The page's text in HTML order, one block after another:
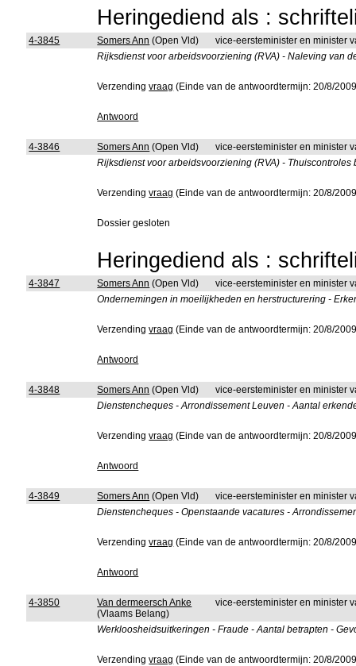
Heringediend als :
4-3845 Somers Ann (Open Vld)
vice-eersteminister en minister
Rijksdienst voor arbeidsvoorziening (RVA) - Naleving van
Verzendingvraag (Einde van de antwoordtermijn: 20/8/
Antwoord
4-3846 Somers Ann (Open Vld)
vice-eersteminister en minister
Rijksdienst voor arbeidsvoorziening (RVA) -
Verzendingvraag (Einde van de antwoordtermijn: 20/8/
Dossier gesloten
Heringediend als :
4-3847 Somers Ann (Open Vld)
vice-eersteminister en minister
Ondernemingen in moeilijkheden en herstructurering -
Verzendingvraag (Einde van de antwoordtermijn: 20/8/
Antwoord
4-3848 Somers Ann (Open Vld)
vice-eersteminister en minister
Dienstencheques - Arrondissement Leuven - Aantal
Verzendingvraag (Einde van de antwoordtermijn: 20/8/
Antwoord
4-3849 Somers Ann (Open Vld)
vice-eersteminister en minister
Dienstencheques - Openstaande vacatures -
Verzendingvraag (Einde van de antwoordtermijn: 20/8/
Antwoord
4-3850
Van dermeersch Anke
(Vlaams Belang)
vice-eersteminister en minister
Werkloosheidsuitkeringen - Fraude - Aantal betrapten -
Verzendingvraag (Einde van de antwoordtermijn: 20/8/